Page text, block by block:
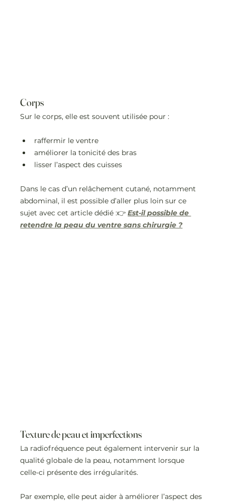
Corps
Sur le corps, elle est souvent utilisée pour :
raffermir le ventre
améliorer la tonicité des bras
lisser l’aspect des cuisses
Dans le cas d’un relâchement cutané, notamment
abdominal, il est possible d’aller plus loin sur ce
sujet avec cet article dédié :👉 Est-il possible de
retendre la peau du ventre sans chirurgie ?
Texture de peau et imperfections
La radiofréquence peut également intervenir sur la
qualité globale de la peau, notamment lorsque
celle-ci présente des irrégularités.
Par exemple, elle peut aider à améliorer l’aspect des